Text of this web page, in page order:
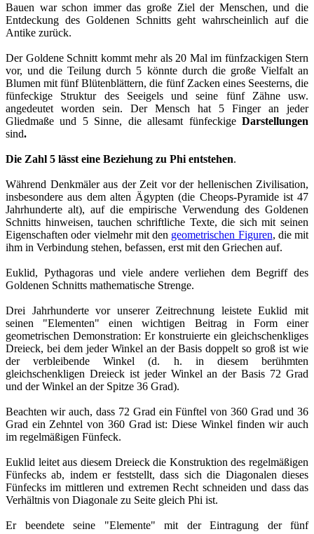
Bauen war schon immer das große Ziel der Menschen, und die
Entdeckung des Goldenen Schnitts geht wahrscheinlich auf die
Antike zurück.
Der Goldene Schnitt kommt mehr als 20 Mal im fünfzackigen Stern
vor, und die Teilung durch 5 könnte durch die große Vielfalt an
Blumen mit fünf Blütenblättern, die fünf Zacken eines Seesterns, die
fünfeckige Struktur des Seeigels und seine fünf Zähne usw.
angedeutet worden sein. Der Mensch hat 5 Finger an jeder
Gliedmaße und 5 Sinne, die allesamt fünfeckige Darstellungen
sind.
Die Zahl 5 lässt eine Beziehung zu Phi entstehen.
Während Denkmäler aus der Zeit vor der hellenischen Zivilisation,
insbesondere aus dem alten Ägypten (die Cheops-Pyramide ist 47
Jahrhunderte alt), auf die empirische Verwendung des Goldenen
Schnitts hinweisen, tauchen schriftliche Texte, die sich mit seinen
Eigenschaften oder vielmehr mit den geometrischen Figuren, die mit
ihm in Verbindung stehen, befassen, erst mit den Griechen auf.
Euklid, Pythagoras und viele andere verliehen dem Begriff des
Goldenen Schnitts mathematische Strenge.
Drei Jahrhunderte vor unserer Zeitrechnung leistete Euklid mit
seinen "Elementen" einen wichtigen Beitrag in Form einer
geometrischen Demonstration: Er konstruierte ein gleichschenkliges
Dreieck, bei dem jeder Winkel an der Basis doppelt so groß ist wie
der verbleibende Winkel (d. h. in diesem berühmten
gleichschenkligen Dreieck ist jeder Winkel an der Basis 72 Grad
und der Winkel an der Spitze 36 Grad).
Beachten wir auch, dass 72 Grad ein Fünftel von 360 Grad und 36
Grad ein Zehntel von 360 Grad ist: Diese Winkel finden wir auch
im regelmäßigen Fünfeck.
Euklid leitet aus diesem Dreieck die Konstruktion des regelmäßigen
Fünfecks ab, indem er feststellt, dass sich die Diagonalen dieses
Fünfecks im mittleren und extremen Recht schneiden und dass das
Verhältnis von Diagonale zu Seite gleich Phi ist.
Er beendete seine "Elemente" mit der Eintragung der fünf